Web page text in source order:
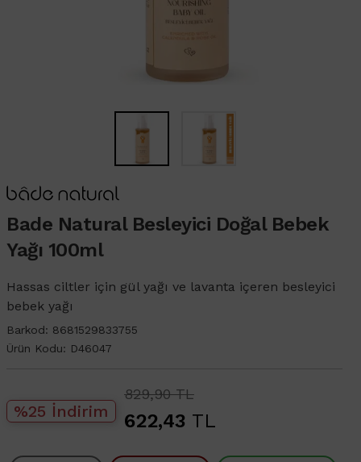
Bade Natural Besleyici Doğal Bebek
Yağı 100ml
Hassas ciltler için gül yağı ve lavanta içeren besleyici
bebek yağı
Barkod: 8681529833755
Ürün Kodu: D46047
%25 İndirim
829,90 TL
622,43 TL